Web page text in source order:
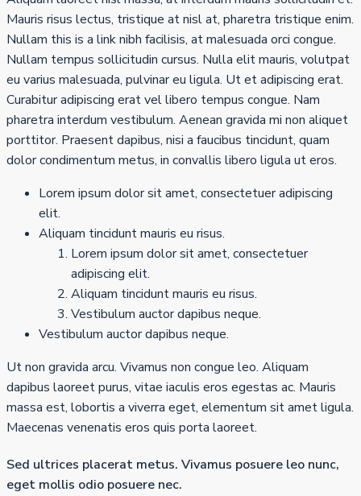
Mauris risus lectus, tristique at nisl at, pharetra tristique enim.
Nullam this is a link nibh facilisis, at malesuada orci congue.
Nullam tempus sollicitudin cursus. Nulla elit mauris, volutpat
eu varius malesuada, pulvinar eu ligula. Ut et adipiscing erat.
Curabitur adipiscing erat vel libero tempus congue. Nam
pharetra interdum vestibulum. Aenean gravida mi non aliquet
porttitor. Praesent dapibus, nisi a faucibus tincidunt, quam
dolor condimentum metus, in convallis libero ligula ut eros.
Lorem ipsum dolor sit amet, consectetuer adipiscing
elit.
Aliquam tincidunt mauris eu risus.
Lorem ipsum dolor sit amet, consectetuer
adipiscing elit.
Aliquam tincidunt mauris eu risus.
Vestibulum auctor dapibus neque.
Vestibulum auctor dapibus neque.
Ut non gravida arcu. Vivamus non congue leo. Aliquam
dapibus laoreet purus, vitae iaculis eros egestas ac. Mauris
massa est, lobortis a viverra eget, elementum sit amet ligula.
Maecenas venenatis eros quis porta laoreet.
Sed ultrices placerat metus. Vivamus posuere leo nunc,
eget mollis odio posuere nec.